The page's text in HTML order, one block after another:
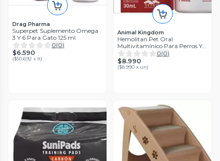
Drag Pharma
Superpet Suplemento Omega
3 Y 6 Para Gato 125 ml
0(0)
$6.590
($50.692 x lt)
Animal Kingdom
Hemolitan Pet Oral
Multivitamínico Para Perros Y
Gatos 30 Ml
0(0)
$8.990
($8.990 x un)